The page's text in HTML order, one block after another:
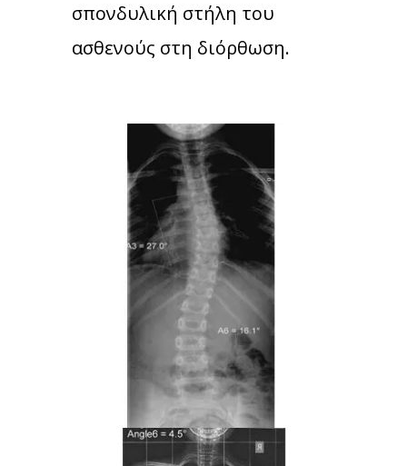
σπονδυλική στήλη του
ασθενούς στη διόρθωση.